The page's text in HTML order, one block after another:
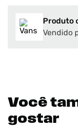
Produto
Vendido
Você
gostar